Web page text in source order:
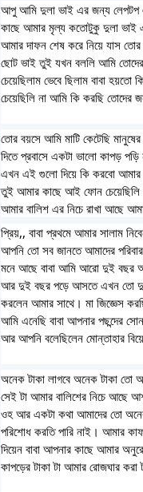
আপু আমি দুলা ভাই এর জন্য লেপটপ
কাছে আমার মৃল্য কতোটুকু দুলা ভাই
আমার দাফন শেষ করে নিয়ে যাস
ছোট ভাই তুই যখন বললি আমি
চেয়েছিলাম ভেবে ছিলাম বাবা
চেয়েছিলি না আমি কি করছি তোদের
তোর বয়সে আমি মাটি কেটেছি
দিতে প্রবাসে একটা ভালো কাপড়
এখন এই গুলো দিয়ে কি করবো আমার
তুই আমার কাছে আই ফোন
আমার বালিশ এর নিচে রাখা আছে
প্রিয়,, বাবা প্রথমে আমার সালাম
আপনি তো সব জানতে আমাদের
মনে আছে বাবা আমি আরো দুই বছর
আর দুই বছর পড়ে আসতে এখন তো
করলেন আমার সাথে। মা জিজ্ঞেস
আমি এনেছি বাবা আপনার পছন্দের
আর আপনি বলেছিলেন মোন্তাহার
অনেক টাকা লাগবে অনেক টাকা তো
সেই টা আমার বালিশের নিচে আছে
ওহ আর একটা কথা আমাদের তো
পরিশোধ করতি পারি নাই। আমার
দিয়েন বাবা আপনার কাছে আমার
কাপড়ের টাকা টা আমার রোজঘার করা